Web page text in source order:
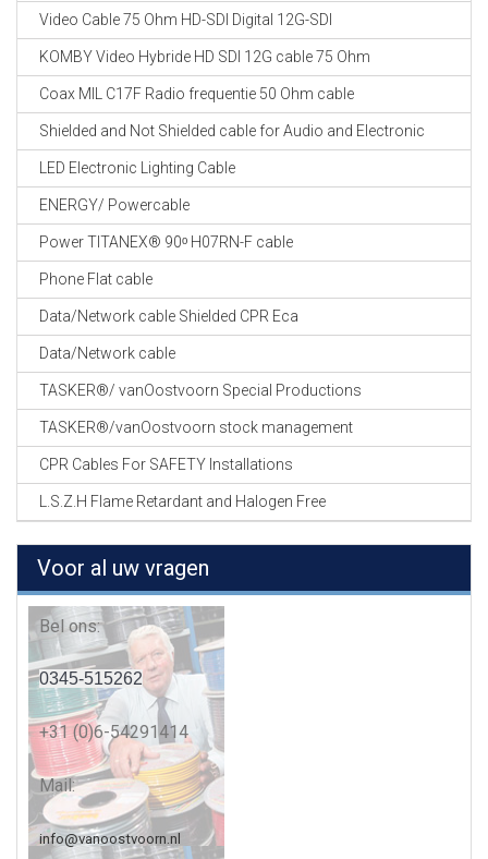
Video Cable 75 Ohm HD-SDI Digital 12G-SDI
KOMBY Video Hybride HD SDI 12G cable 75 Ohm
Coax MIL C17F Radio frequentie 50 Ohm cable
Shielded and Not Shielded cable for Audio and Electronic
LED Electronic Lighting Cable
ENERGY/ Powercable
Power TITANEX® 90ᵒ H07RN-F cable
Phone Flat cable
Data/Network cable Shielded CPR Eca
Data/Network cable
TASKER®/ vanOostvoorn Special Productions
TASKER®/vanOostvoorn stock management
CPR Cables For SAFETY Installations
L.S.Z.H Flame Retardant and Halogen Free
Voor al uw vragen
Bel ons:
0345-515262
+31 (0)6-54291414
Mail:
info@vanoostvoorn.nl